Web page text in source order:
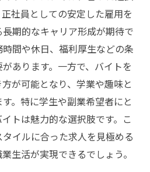
働き方の最新トレンド
果たす役割の変化
見る新しい働き方
が示す柔軟な働き方
働き方の変革
イトの役割の進化
長期的なキャリアの可能性
正社員の安定感
社員としての安定した雇用を
期的なキャリア形成が期待で
間や休日、福利厚生などの条
あります。一方で、バイトを
が可能となり、学業や趣味と
。特に学生や副業希望者にと
トは魅力的な選択肢です。こ
イルに合った求人を見極める
生活が実現できるでしょう。